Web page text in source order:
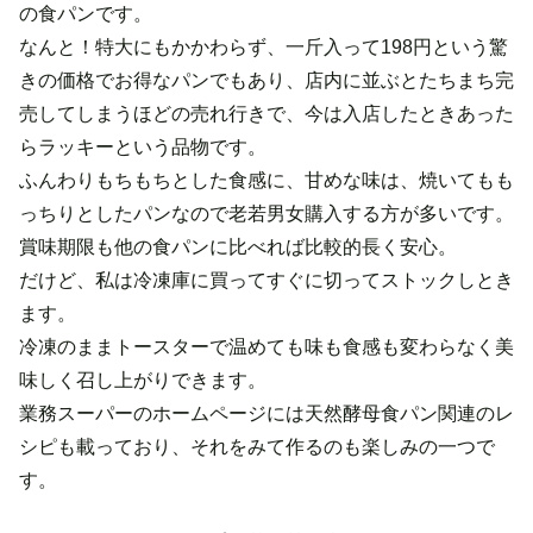
の食パンです。
なんと！特大にもかかわらず、一斤入って198円という驚
きの価格でお得なパンでもあり、店内に並ぶとたちまち完
売してしまうほどの売れ行きで、今は入店したときあった
らラッキーという品物です。
ふんわりもちもちとした食感に、甘めな味は、焼いてもも
っちりとしたパンなので老若男女購入する方が多いです。
賞味期限も他の食パンに比べれば比較的長く安心。
だけど、私は冷凍庫に買ってすぐに切ってストックしとき
ます。
冷凍のままトースターで温めても味も食感も変わらなく美
味しく召し上がりできます。
業務スーパーのホームページには天然酵母食パン関連のレ
シピも載っており、それをみて作るのも楽しみの一つで
す。